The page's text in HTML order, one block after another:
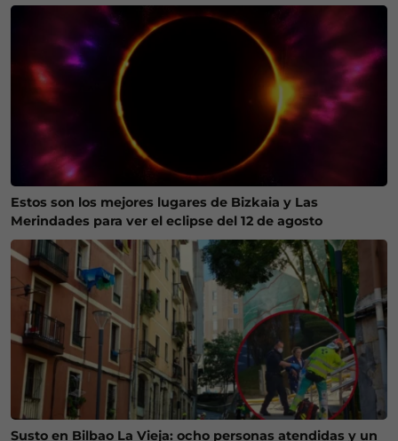
Estos son los mejores lugares de Bizkaia y Las
Merindades para ver el eclipse del 12 de agosto
Susto en Bilbao La Vieja: ocho personas atendidas y un